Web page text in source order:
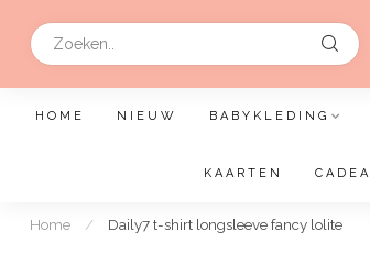
HOME NIEUW BABYKLEDING
KAARTEN
Home / Daily7 t-shirt longsleeve fancy lolite